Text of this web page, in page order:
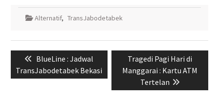
Alternatif, TransJabodetabek
pos
Previous
post:
BlueLine : Jadwal
TransJabodetabek Bekasi
Next
post:
Tragedi Pagi Hari di
Manggarai : Kartu ATM
Tertelan